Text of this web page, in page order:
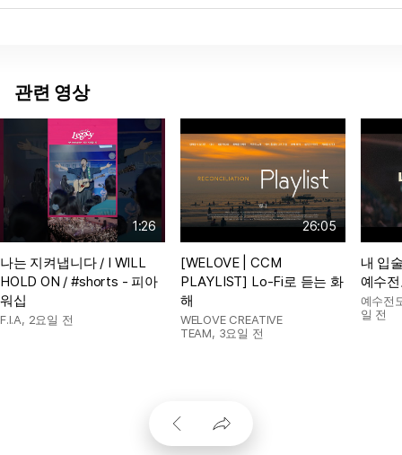
관련 영상
1:26
나는 지켜냅니다 / I WILL
HOLD ON / #shorts - 피아
워십
F.I.A, 2요일 전
26:05
[WELOVE | CCM
PLAYLIST] Lo-Fi로 듣는 화
해
WELOVE CREATIVE
TEAM, 3요일 전
내 입
예수
예수전
일 전